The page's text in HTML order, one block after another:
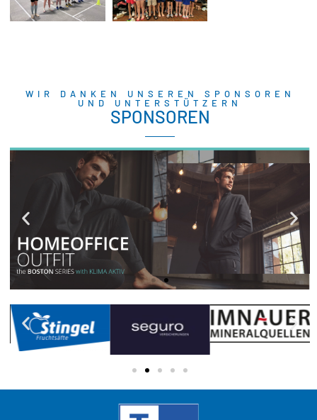
WIR DANKEN UNSEREN SPONSOREN
UND UNTERSTÜTZERN
SPONSOREN
CECEBA BODYWEAR
Bademode